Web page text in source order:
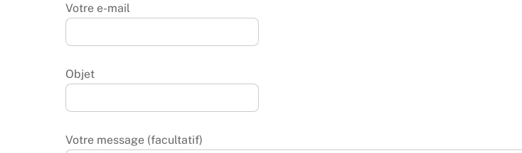
Votre e-mail
Objet
Votre message (facultatif)